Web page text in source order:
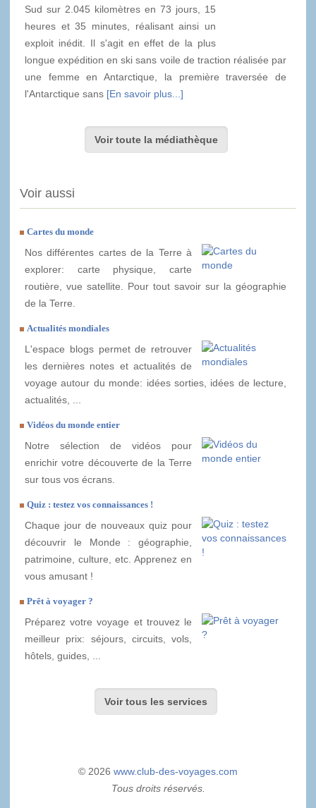
Sud sur 2.045 kilomètres en 73 jours, 15
heures et 35 minutes, réalisant ainsi un
exploit inédit. Il s'agit en effet de la plus
longue expédition en ski sans voile de traction réalisée par
une femme en Antarctique, la première traversée de
l'Antarctique sans [En savoir plus...]
Voir toute la médiathèque
Voir aussi
Cartes du monde
Nos différentes cartes de la Terre à
explorer: carte physique, carte
routière, vue satellite. Pour tout savoir sur la géographie
de la Terre.
Actualités mondiales
L'espace blogs permet de retrouver
les dernières notes et actualités de
voyage autour du monde: idées sorties, idées de lecture,
actualités, ...
Vidéos du monde entier
Notre sélection de vidéos pour
enrichir votre découverte de la Terre
sur tous vos écrans.
Quiz : testez vos connaissances !
Chaque jour de nouveaux quiz pour
découvrir le Monde : géographie,
patrimoine, culture, etc. Apprenez en
vous amusant !
Prêt à voyager ?
Préparez votre voyage et trouvez le
meilleur prix: séjours, circuits, vols,
hôtels, guides, ...
Voir tous les services
© 2026 www.club-des-voyages.com
Tous droits réservés.